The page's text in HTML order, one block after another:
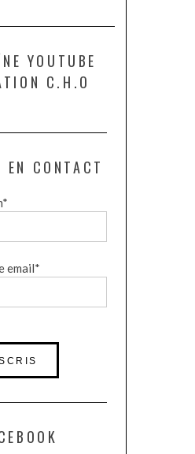
YOUTUBE
C.H.O
EN CONTACT
email*